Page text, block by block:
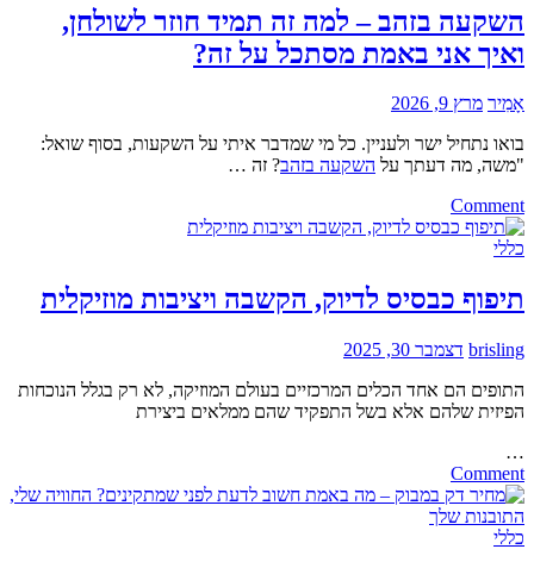
איך
בוחרים
נכון,
זה
ומה
אף
לא
מספר
השקעה בזהב – למה זה תמיד חוזר לשולחן,
ואיך אני באמת מסתכל על זה?
אָמִיר מרץ 9, 2026
בואו נתחיל ישר ולעניין. כל מי שמדבר איתי על השקעות, בסוף שואל:
"משה, מה דעתך על השקעה בזהב? זה …
Comment
on
השקעה
למה
זה
חוזר
ואיך
אני
על
זה?
כללי
תיפוף כבסיס לדיוק, הקשבה ויציבות מוזיקלית
brisling דצמבר 30, 2025
התופים הם אחד הכלים המרכזיים בעולם המוזיקה, לא רק בגלל הנוכחות
הפיזית שלהם אלא בשל התפקיד שהם ממלאים ביצירת
…
Comment
on
תיפוף
כבסיס
כללי